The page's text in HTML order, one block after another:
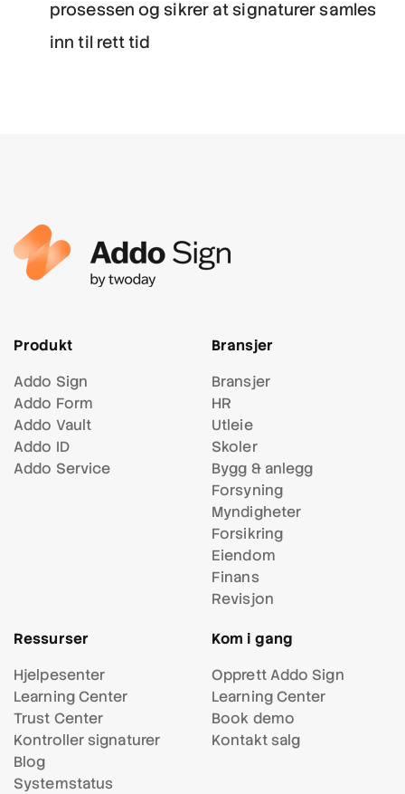
prosessen og sikrer at signaturer samles
inn til rett tid
Produkt
Addo Sign
Addo Form
Addo Vault
Addo ID
Addo Service
Bransjer
Bransjer
HR
Utleie
Skoler
Bygg & anlegg
Forsyning
Myndigheter
Forsikring
Eiendom
Finans
Revisjon
Ressurser
Hjelpesenter
Learning Center
Trust Center
Kontroller signaturer
Blog
Systemstatus
Kom i gang
Opprett Addo Sign
Learning Center
Book demo
Kontakt salg